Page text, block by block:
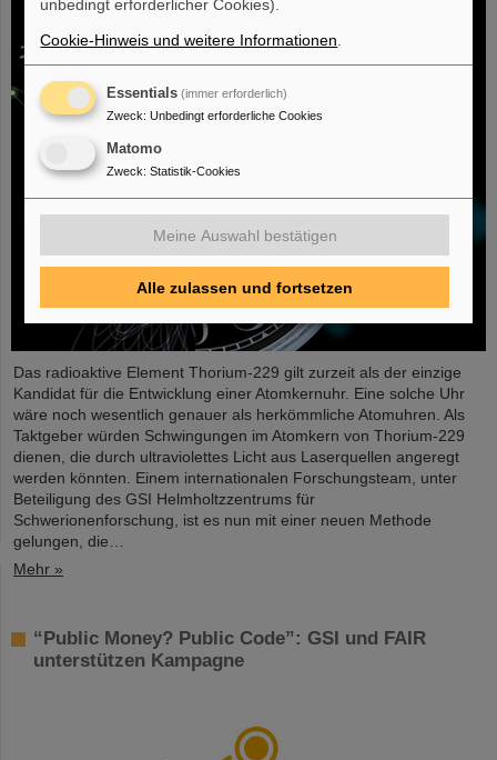
Das radioaktive Element Thorium-229 gilt zurzeit als der einzige
Kandidat für die Entwicklung einer Atomkernuhr. Eine solche Uhr
wäre noch wesentlich genauer als herkömmliche Atomuhren. Als
Taktgeber würden Schwingungen im Atomkern von Thorium-229
dienen, die durch ultraviolettes Licht aus Laserquellen angeregt
werden könnten. Einem internationalen Forschungsteam, unter
Beteiligung des GSI Helmholtzzentrums für
Schwerionenforschung, ist es nun mit einer neuen Methode
gelungen, die…
Mehr »
“Public Money? Public Code”: GSI und FAIR
unterstützen Kampagne
unbedingt erforderlicher Cookies).
Cookie-Hinweis und weitere Informationen
Essentials (immer erforderlich)
Zweck: Unbedingt erforderliche Cookies
Matomo
Zweck: Statistik-Cookies
Meine Auswahl bestätigen
Alle zulassen und fortsetzen